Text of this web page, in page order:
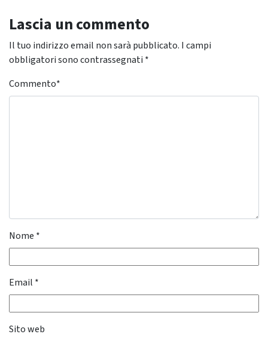
Lascia un commento
Il tuo indirizzo email non sarà pubblicato. I campi
obbligatori sono contrassegnati *
Commento*
Nome *
Email *
Sito web